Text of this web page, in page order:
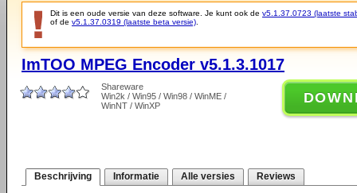
Dit is een oude versie van deze software. Je kunt ook de v5.1.37.0723 (laatste
of de v5.1.37.0319 (laatste beta versie)
ImTOO MPEG Encoder v5.1.3.1017
Shareware
Win2k / Win95 / Win98 / WinME /
WinNT / WinXP
Beschrijving Informatie Alle versies Reviews